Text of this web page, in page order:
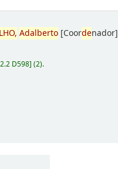
Adalberto [Coordenador]
D598](2).